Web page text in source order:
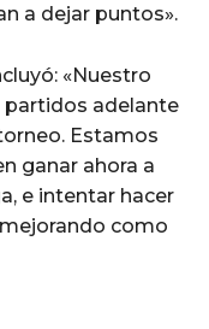
a dejar puntos».
«Nuestro
partidos adelante
Estamos
ganar ahora a
e intentar hacer
como